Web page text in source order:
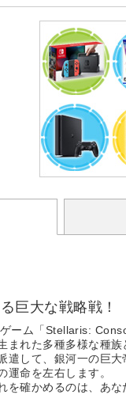
巨大な戦略戦！
ーム「Stellaris:
れた多種多様な種族
して、銀河一の巨大
運命を左右します。
確かめるのは、あな